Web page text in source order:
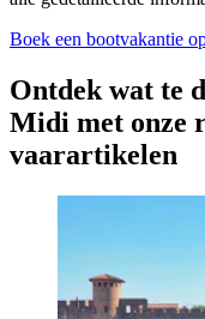
Boek een bootvakantie
Ontdek wat te
Midi met onze
vaarartikelen